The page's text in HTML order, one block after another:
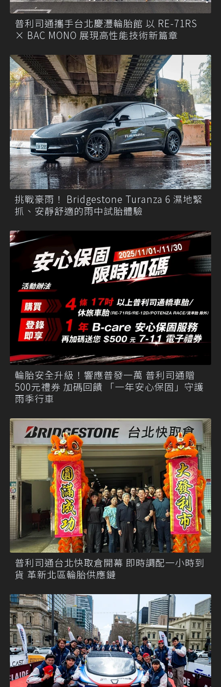
普利司通攜手台北慶灃輪胎館 以 RE-71RS
× BAC MONO 展現高性能技術新篇章
挑戰豪雨！ Bridgestone Turanza 6 濕地緊
抓、安靜舒適的雨中試胎體驗
輪胎安全升級！響應普發一萬 普利司通贈
500元禮券 加碼回饋 「一年安心保固」守護
雨季行車
普利司通台北快取倉開幕 即時調配一小時到
貨 革新北區輪胎供應鏈